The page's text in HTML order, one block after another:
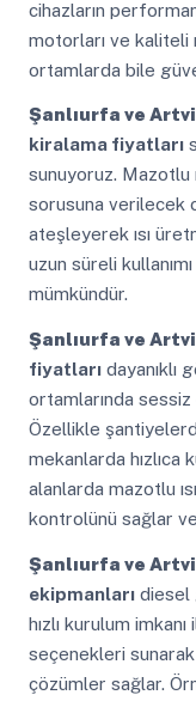
cihazların
motorları ve
ortamlarda bile
Şanlıurfa ve
kiralama fiyatları
sunuyoruz. Mazotlu
sorusuna verilecek
ateşleyerek ısı
uzun süreli
mümkündür.
Şanlıurfa ve
fiyatlarıdayanıklı
ortamlarında sessiz
Özellikle
mekanlarda hızlıca
alanlarda mazotlu
kontrolünü sağlar
Şanlıurfa ve
ekipmanlarıdiesel
hızlı kurulum
seçenekleri sunarak
çözümler sağlar.